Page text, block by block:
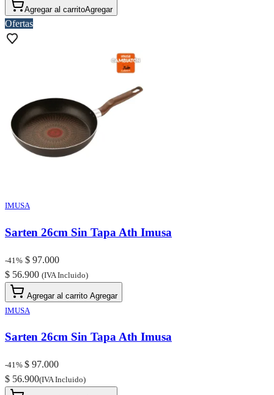
Agregar al carritoAgregar
Ofertas
IMUSA
Sarten 26cm Sin Tapa Ath Imusa
-41% $ 97.000
$ 56.900 (IVA Incluido)
Agregar al carrito Agregar
IMUSA
Sarten 26cm Sin Tapa Ath Imusa
-41% $ 97.000
$ 56.900(IVA Incluido)